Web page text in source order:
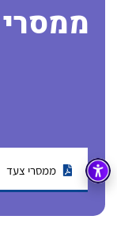
חשמל
בקרה
זיווד
ממסרי צעד